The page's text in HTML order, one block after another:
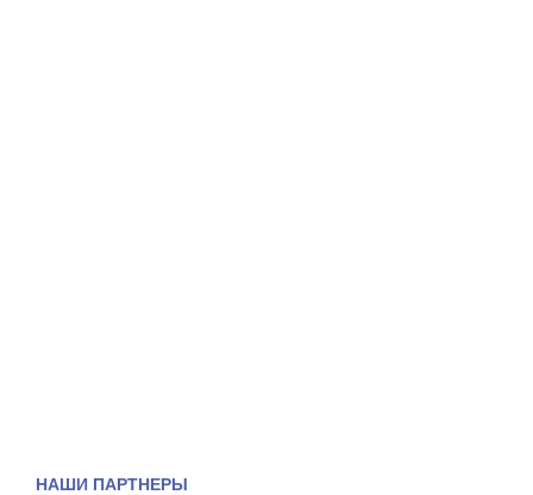
НАШИ ПАРТНЕРЫ